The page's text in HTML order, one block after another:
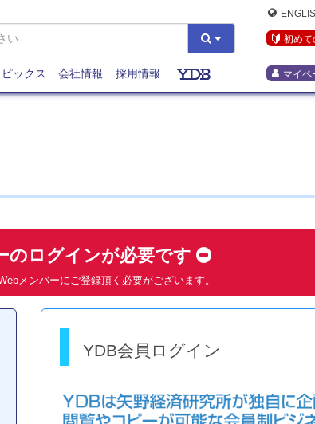
初めて
マイペ
ックス 会社情報 採用情報
のログインが必要です
メンバーにご登録頂く必要がございます。
YDB会員ログイン